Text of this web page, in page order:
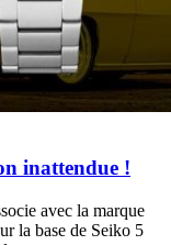
inattendue !
avec la marque
la base de Seiko 5